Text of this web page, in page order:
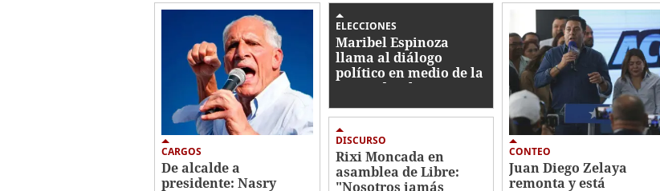
CARGOS
De alcalde a
presidente: Nasry
ELECCIONES
Maribel Espinoza
llama al diálogo
político en medio de la
incertidumbre
DISCURSO
Rixi Moncada en
asamblea de Libre:
"Nosotros jamás
CONTEO
Juan Diego Zelaya
remonta y está